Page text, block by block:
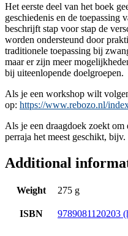
Het eerste deel van het boek
geschiedenis en de toepassing
beschrijft stap voor stap de
worden ondersteund door
traditionele toepassing bij
maar er zijn meer
bij uiteenlopende doelgroepen.
Als je een workshop wilt
op: https://www.rebozo.nl/
Als je een draagdoek zoekt om
perraja het meest geschikt,
Additional
Weight 275 g
ISBN 9789081120203